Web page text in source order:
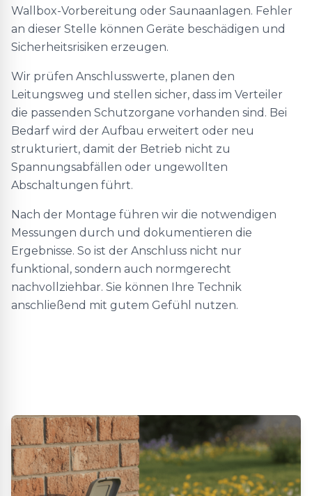
Wallbox-Vorbereitung oder Saunaanlagen. Fehler
an dieser Stelle können Geräte beschädigen und
Sicherheitsrisiken erzeugen.
Wir prüfen Anschlusswerte, planen den
Leitungsweg und stellen sicher, dass im Verteiler
die passenden Schutzorgane vorhanden sind. Bei
Bedarf wird der Aufbau erweitert oder neu
strukturiert, damit der Betrieb nicht zu
Spannungsabfällen oder ungewollten
Abschaltungen führt.
Nach der Montage führen wir die notwendigen
Messungen durch und dokumentieren die
Ergebnisse. So ist der Anschluss nicht nur
funktional, sondern auch normgerecht
nachvollziehbar. Sie können Ihre Technik
anschließend mit gutem Gefühl nutzen.